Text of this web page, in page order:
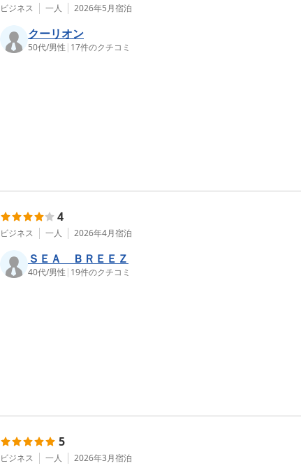
ビジネス 一人 2026年5月宿泊
クーリオン
50代/男性 | 17件のクチコミ
4
ビジネス 一人 2026年4月宿泊
ＳＥＡ ＢＲＥＥＺ
40代/男性 | 19件のクチコミ
5
ビジネス 一人 2026年3月宿泊